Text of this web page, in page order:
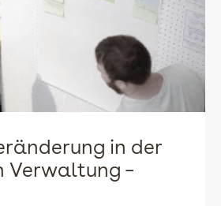
in der
Verwaltung –